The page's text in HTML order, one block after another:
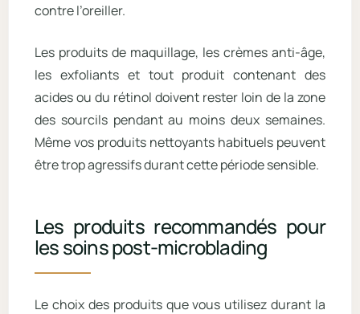
contre l’oreiller.
Les produits de maquillage, les crèmes anti-âge,
les exfoliants et tout produit contenant des
acides ou du rétinol doivent rester loin de la zone
des sourcils pendant au moins deux semaines.
Même vos produits nettoyants habituels peuvent
être trop agressifs durant cette période sensible.
Les produits recommandés pour
les soins post-microblading
Le choix des produits que vous utilisez durant la